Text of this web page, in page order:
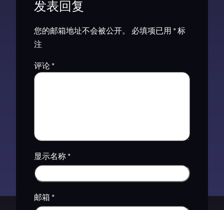
发表回复
您的邮箱地址不会被公开。 必填项已用 *标
注
评论 *
显示名称 *
邮箱 *